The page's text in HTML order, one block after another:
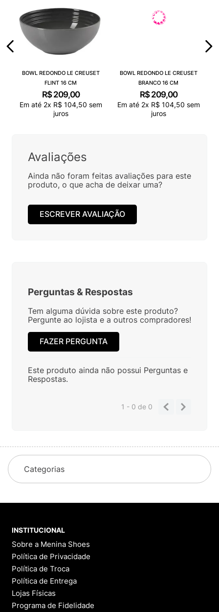
BOWL REDONDO LE CREUSET
FLINT 16 CM
R$ 209,00
Em até 2x R$ 104,50 sem
juros
BOWL REDONDO LE CREUSET
BRANCO 16 CM
R$ 209,00
Em até 2x R$ 104,50 sem
juros
Avaliações
Ainda não foram feitas avaliações para este
produto, o que acha de deixar uma?
ESCREVER AVALIAÇÃO
Perguntas & Respostas
Tem alguma dúvida sobre este produto?
Pergunte ao lojista e a outros compradores!
FAZER PERGUNTA
Este produto ainda não possui Perguntas e
Respostas.
1 - 0de 0
Categorias
INSTITUCIONAL
Sobre a Menina Shoes
Política de Privacidade
Política de Troca
Política de Entrega
Lojas Físicas
Programa de Fidelidade